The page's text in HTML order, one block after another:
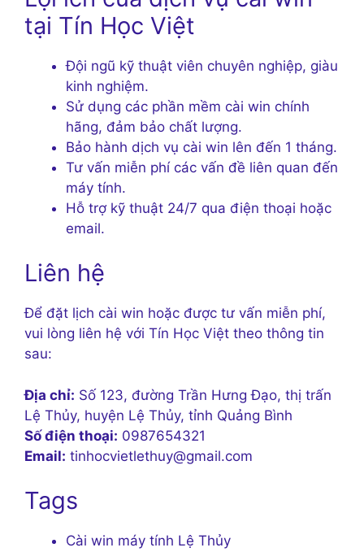
tại Tín Học Việt
Đội ngũ kỹ thuật viên chuyên nghiệp, giàu
kinh nghiệm.
Sử dụng các phần mềm cài win chính
hãng, đảm bảo chất lượng.
Bảo hành dịch vụ cài win lên đến 1 tháng.
Tư vấn miễn phí các vấn đề liên quan đến
máy tính.
Hỗ trợ kỹ thuật 24/7 qua điện thoại hoặc
email.
Liên hệ
Để đặt lịch cài win hoặc được tư vấn miễn phí,
vui lòng liên hệ với Tín Học Việt theo thông tin
sau:
Địa chỉ: Số 123, đường Trần Hưng Đạo, thị trấn
Lệ Thủy, huyện Lệ Thủy, tỉnh Quảng Bình
Số điện thoại: 0987654321
Email: tinhocvietlethuy@gmail.com
Tags
Cài win máy tính Lệ Thủy